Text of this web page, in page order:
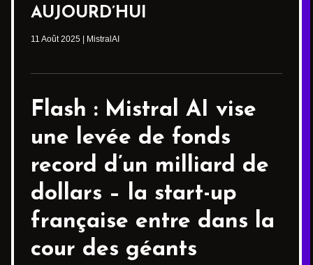
AUJOURD’HUI
11 Août 2025 MistralAI
Flash : Mistral AI vise
une levée de fonds
record d’un milliard de
dollars – la start-up
française entre dans la
cour des géants